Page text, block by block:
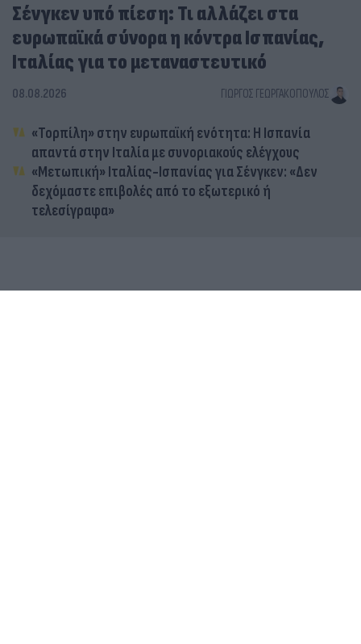
Σένγκεν υπό πίεση: Τι αλλάζει στα
ευρωπαϊκά σύνορα η κόντρα Ισπανίας,
Ιταλίας για το μεταναστευτικό
08.08.2026 ΓΙΏΡΓΟΣ ΓΕΩΡΓΑΚΌΠΟΥΛΟΣ
«Τορπίλη» στην ευρωπαϊκή ενότητα: Η Ισπανία
απαντά στην Ιταλία με συνοριακούς ελέγχους
«Μετωπική» Ιταλίας-Ισπανίας για Σένγκεν: «Δεν
δεχόμαστε επιβολές από το εξωτερικό ή
τελεσίγραφα»